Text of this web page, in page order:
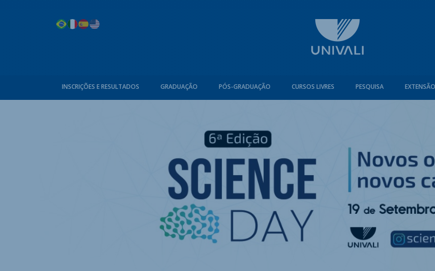
INSCRIÇÕES E RESULTADOS GRADUAÇÃO PÓS-GRADUAÇÃO CURSOS LIVRES PESQUISA EXTENSÃO